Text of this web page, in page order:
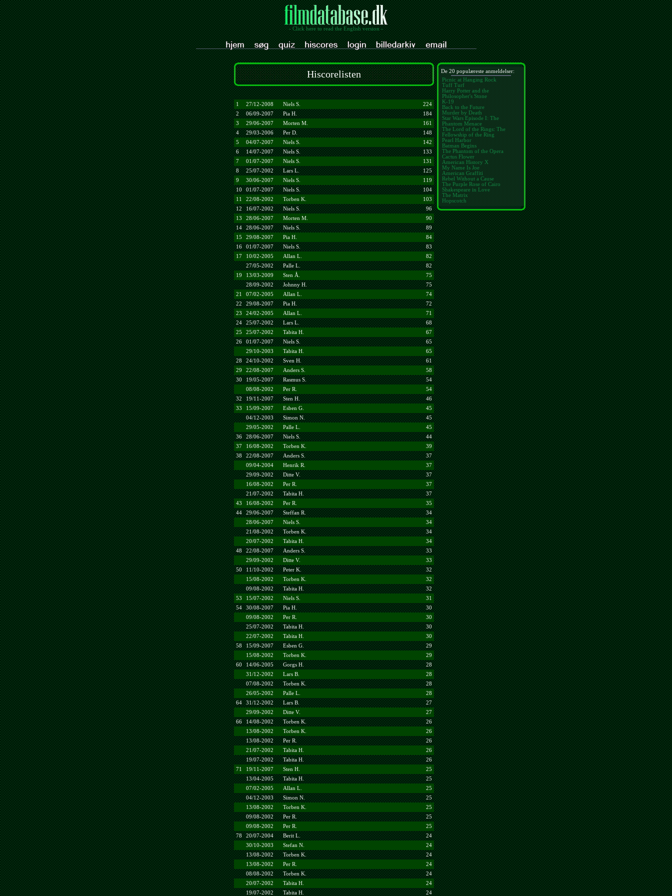
- Click here to read the English version -
Hiscorelisten
1 27/12-2008 Niels S.
224
2
06/09-2007 Pia H.
184
3
29/06-2007 Morten M.
161
4
29/03-2006 Per D.
148
5
04/07-2007 Niels S.
142
6
14/07-2007 Niels S.
133
7
01/07-2007 Niels S.
131
8
25/07-2002 Lars L.
125
9
30/06-2007 Niels S.
119
10
01/07-2007 Niels S.
104
11
22/08-2002 Torben K.
103
12
16/07-2002 Niels S.
96
13
28/06-2007 Morten M.
90
14
28/06-2007 Niels S.
89
15
29/08-2007 Pia H.
84
16
01/07-2007 Niels S.
83
17
10/02-2005 Allan L.
82
27/05-2002
Palle L.
82
19
13/03-2009 Sten Å.
75
28/09-2002
Johnny H.
75
21
07/02-2005 Allan L.
74
22
29/08-2007 Pia H.
72
23
24/02-2005 Allan L.
71
24
25/07-2002 Lars L.
68
25
25/07-2002 Tabita H.
67
26
01/07-2007 Niels S.
65
29/10-2003
Tabita H.
65
28
24/10-2002 Sven H.
61
29
22/08-2007 Anders S.
58
30
19/05-2007 Rasmus S.
54
08/08-2002
Per R.
54
32
19/11-2007 Sten H.
46
33
15/09-2007 Esben G.
45
04/12-2003
Simon N.
45
29/05-2002
Palle L.
45
36
28/06-2007 Niels S.
44
37
16/08-2002 Torben K.
39
38
22/08-2007 Anders S.
37
09/04-2004
Henrik R.
37
29/09-2002
Ditte V.
37
16/08-2002
Per R.
37
21/07-2002
Tabita H.
37
43
16/08-2002 Per R.
35
44
29/06-2007 Steffan R.
34
28/06-2007
Niels S.
34
21/08-2002
Torben K.
34
20/07-2002
Tabita H.
34
48
22/08-2007 Anders S.
33
29/09-2002
Ditte V.
33
50
11/10-2002 Peter K.
32
15/08-2002
Torben K.
32
09/08-2002
Tabita H.
32
53
15/07-2002 Niels S.
31
54
30/08-2007 Pia H.
30
09/08-2002
Per R.
30
25/07-2002
Tabita H.
30
22/07-2002
Tabita H.
30
58
15/09-2007 Esben G.
29
15/08-2002
Torben K.
29
60
14/06-2005 Gorgs H.
28
31/12-2002
Lars B.
28
07/08-2002
Torben K.
28
26/05-2002
Palle L.
28
64
31/12-2002 Lars B.
27
29/09-2002
Ditte V.
27
66
14/08-2002 Torben K.
26
13/08-2002
Torben K.
26
13/08-2002
Per R.
26
21/07-2002
Tabita H.
26
19/07-2002
Tabita H.
26
71
19/11-2007 Sten H.
25
13/04-2005
Tabita H.
25
07/02-2005
Allan L.
25
04/12-2003
Simon N.
25
13/08-2002
Torben K.
25
09/08-2002
Per R.
25
09/08-2002
Per R.
25
78
20/07-2004 Berit L.
24
30/10-2003
Stefan N.
24
13/08-2002
Torben K.
24
13/08-2002
Per R.
24
08/08-2002
Torben K.
24
20/07-2002
Tabita H.
24
19/07-2002
Tabita H. 24
De 20 populæreste anmeldelser:
Picnic at Hanging Rock
Tuff Turf
Harry Potter and the
Philosopher's Stone
K-19
Back to the Future
Murder by Death
Star Wars Episode I: The
Phantom Menace
The Lord of the Rings: The
Fellowship of the Ring
Pearl Harbor
Batman Begins
The Phantom of the Opera
Cactus Flower
American History X
My Name Is Joe
American Graffiti
Rebel Without a Cause
The Purple Rose of Cairo
Shakespeare in Love
The Matrix
Hopscotch